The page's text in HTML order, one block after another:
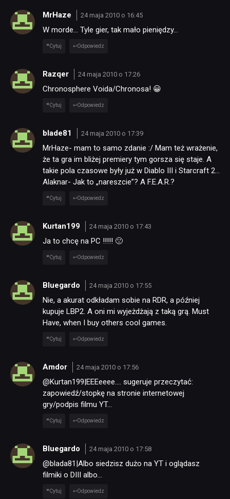
MrHaze 24 maja 2010 o 16:45
W morde… Tyle gier, tak mało pieniędzy…
Cytuj Odpowiedz
Razqer 24 maja 2010 o 17:26
Chronosphere Voida/Chronosa! 😀
Cytuj Odpowiedz
blade81 24 maja 2010 o 17:39
MrHaze- mam to samo zdanie :/ Mam też wrażenie,
że ta gra im bliżej premiery tym gorsza się staje. A
takie pola czasowe były już w Diablo III i Starcraft 2…
Alaknar- Jak to „nareszcie”? A F.E.A.R.?
Cytuj Odpowiedz
Kurtan199 24 maja 2010 o 17:43
Ja to chcę na PC !!!!! 🙁
Cytuj Odpowiedz
Bluegardo 24 maja 2010 o 17:55
Nie, a akurat odkładam sobie na RDR, a później
kupuje LBP2. A oni mi wyjeżdżają z taką grą. Must
Have, when I buy others cool games.
Cytuj Odpowiedz
Amdor 24 maja 2010 o 17:56
@Kurtan199|EEEeeee…. sugeruje przeczytać:
zapowiedź/stopkę na stronie internetowej
gry/podpis filmu YT…
Cytuj Odpowiedz
Bluegardo 24 maja 2010 o 17:58
@blada81|Albo siedzisz dużo na YT i oglądasz
filmiki o DIII albo…
Cytuj Odpowiedz